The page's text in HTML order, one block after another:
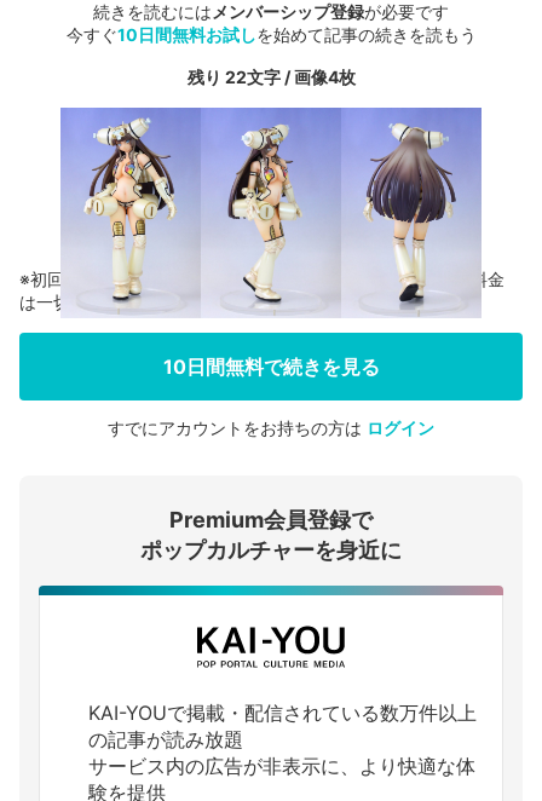
続きを読むには メンバーシップ登録が必要です
今すぐ10日間無料お試しを始めて記事の続きを読もう
残り 22文字 / 画像4枚
会員登録する
ログインする
※初回登録の方に限り、無料お試し期間中に解約した場合、料金
は一切かかりません。
10日間無料で続きを見る
すでにアカウントをお持ちの方は ログイン
Premium会員登録で
ポップカルチャーを身近に
KAI-YOUで掲載・配信されている数万件以上
の記事が読み放題
サービス内の広告が非表示に、より快適な体
験を提供